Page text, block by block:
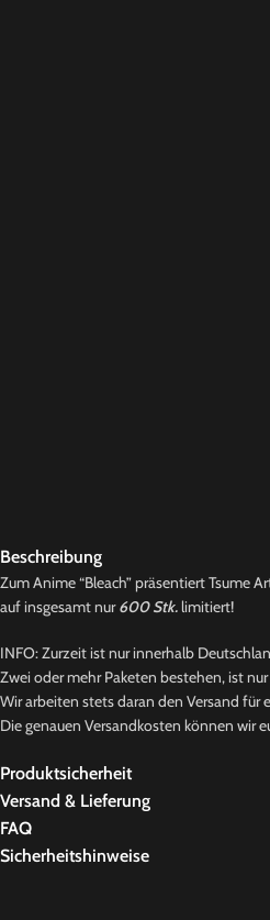
Beschreibung
Zum Anime “Bleach” präsentiert Tsume
auf insgesamt nur600 Stk.limitiert!
INFO: Zurzeit ist nur innerhalb
Zwei oder mehr Paketen bestehen, ist
Wir arbeiten stets daran den Versand für
Die genauen Versandkosten können wir
Produktsicherheit
Versand & Lieferung
FAQ
Sicherheitshinweise